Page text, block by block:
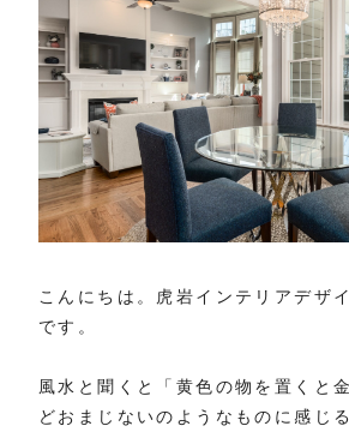
こんにちは。虎岩インテリアデザ
です。
風水と聞くと「黄色の物を置くと
どおまじないのようなものに感じ